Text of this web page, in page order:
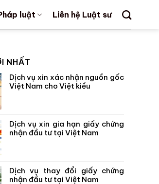
luật Liên hệ Luật sư
NHẤT
Dịch vụ xin xác nhận nguồn gốc
Việt Nam cho Việt kiều
Dịch vụ xin gia hạn giấy chứng
nhận đầu tư tại Việt Nam
Dịch vụ thay đổi giấy chứng
nhận đầu tư tại Việt Nam